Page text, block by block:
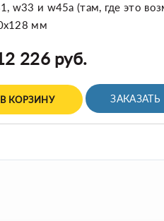
w33 и w45a (там, где это
мм
226 руб.
КОРЗИНУ ЗАКАЗАТЬ